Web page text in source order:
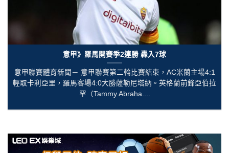
意甲》羅馬開賽季2連勝 轟入7球
意甲聯賽體育新聞－ 意甲聯賽第二輪比賽結束，AC米蘭主場4:1
輕取卡利亞里，羅馬客場4:0大勝薩勒尼塔納。英格蘭前鋒亞伯拉
罕（Tammy Abraha....